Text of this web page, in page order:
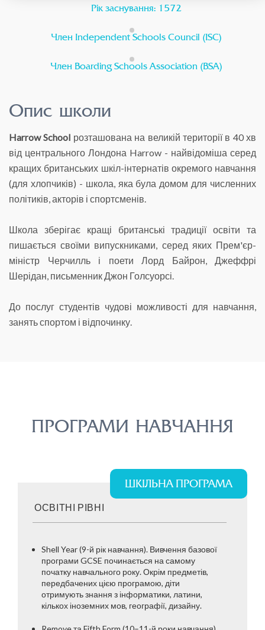
Рік заснування: 1572
Член Independent Schools Council (ISC)
Член Boarding Schools Association (BSA)
Опис школи
Harrow School розташована на великій території в 40 хв
від центрального Лондона Harrow - найвідоміша серед
кращих британських шкіл-інтернатів окремого навчання
(для хлопчиків) - школа, яка була домом для численних
політиків, акторів і спортсменів.
Школа зберігає кращі британські традиції освіти та
пишається своїми випускниками, серед яких Прем'єр-
міністр Черчилль і поети Лорд Байрон, Джеффрі
Шерідан, письменник Джон Голсуорсі.
До послуг студентів чудові можливості для навчання,
занять спортом і відпочинку.
ПРОГРАМИ НАВЧАННЯ
ШКІЛЬНА ПРОГРАМА
ОСВІТНІ РІВНІ
Shell Year (9-й рік навчання). Вивчення базової
програми GCSE починається на самому
початку навчального року. Окрім предметів,
передбачених цією програмою, діти
отримують знання з інформатики, латини,
кількох іноземних мов, географії, дизайну.